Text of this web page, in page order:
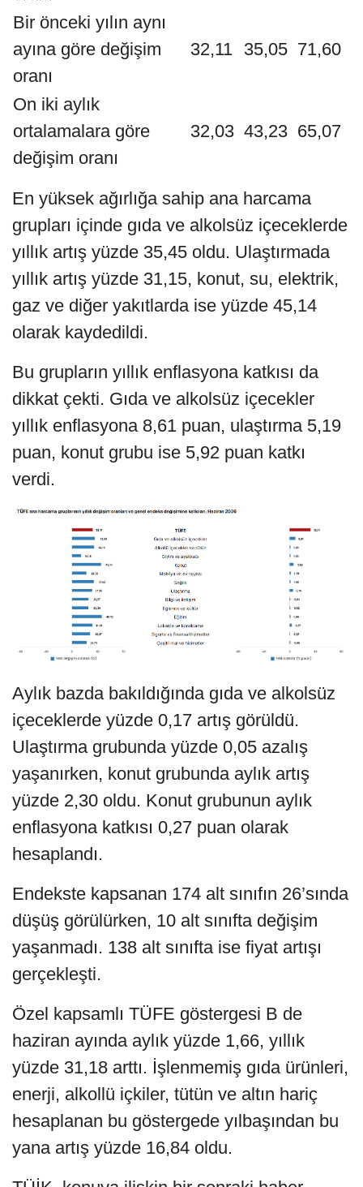
Bir önceki yılın aynı
ayına göre değişim
oranı
32,11 35,05 71,60
On iki aylık
ortalamalara göre
değişim oranı
32,03 43,23 65,07
En yüksek ağırlığa sahip ana harcama
grupları içinde gıda ve alkolsüz içeceklerde
yıllık artış yüzde 35,45 oldu. Ulaştırmada
yıllık artış yüzde 31,15, konut, su, elektrik,
gaz ve diğer yakıtlarda ise yüzde 45,14
olarak kaydedildi.
Bu grupların yıllık enflasyona katkısı da
dikkat çekti. Gıda ve alkolsüz içecekler
yıllık enflasyona 8,61 puan, ulaştırma 5,19
puan, konut grubu ise 5,92 puan katkı
verdi.
Aylık bazda bakıldığında gıda ve alkolsüz
içeceklerde yüzde 0,17 artış görüldü.
Ulaştırma grubunda yüzde 0,05 azalış
yaşanırken, konut grubunda aylık artış
yüzde 2,30 oldu. Konut grubunun aylık
enflasyona katkısı 0,27 puan olarak
hesaplandı.
Endekste kapsanan 174 alt sınıfın 26’sında
düşüş görülürken, 10 alt sınıfta değişim
yaşanmadı. 138 alt sınıfta ise fiyat artışı
gerçekleşti.
Özel kapsamlı TÜFE göstergesi B de
haziran ayında aylık yüzde 1,66, yıllık
yüzde 31,18 arttı. İşlenmemiş gıda ürünleri,
enerji, alkollü içkiler, tütün ve altın hariç
hesaplanan bu göstergede yılbaşından bu
yana artış yüzde 16,84 oldu.